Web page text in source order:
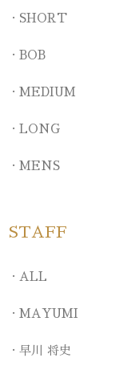
SHORT
BOB
MEDIUM
LONG
MENS
STAFF
ALL
MAYUMI
早川 将史